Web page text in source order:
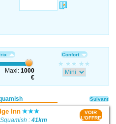
Maxi:1000
€
Confort
Inn
:41km
VOIR
L'OFFRE
Suivant